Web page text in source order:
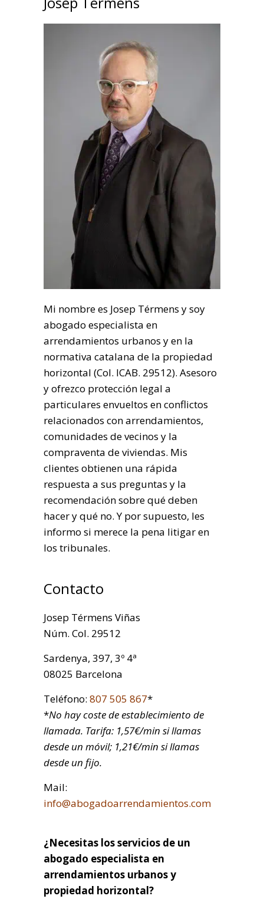
Mi nombre es Josep Térmens y soy
abogado especialista en
arrendamientos urbanos y en la
normativa catalana de la propiedad
horizontal (Col. ICAB. 29512). Asesoro
y ofrezco protección legal a
particulares envueltos en conflictos
relacionados con arrendamientos,
comunidades de vecinos y la
compraventa de viviendas. Mis
clientes obtienen una rápida
respuesta a sus preguntas y la
recomendación sobre qué deben
hacer y qué no. Y por supuesto, les
informo si merece la pena litigar en
los tribunales.
Contacto
Josep Térmens Viñas
Núm. Col. 29512
Sardenya, 397, 3º 4ª
08025 Barcelona
Teléfono: 807 505 867*
*No hay coste de establecimiento de
llamada. Tarifa: 1,57€/min si llamas
desde un móvil; 1,21€/min si llamas
desde un fijo.
Mail:
info@abogadoarrendamientos.com
¿Necesitas los servicios de un
abogado especialista en
arrendamientos urbanos y
propiedad horizontal?